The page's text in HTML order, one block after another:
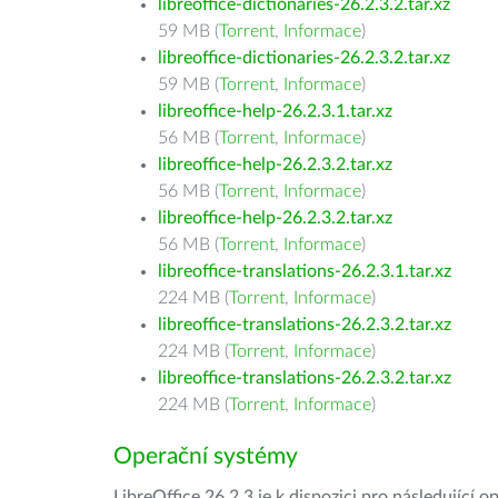
libreoffice-dictionaries-26.2.3.2.tar.xz
59 MB (Torrent, Informace)
libreoffice-dictionaries-26.2.3.2.tar.xz
59 MB (Torrent, Informace)
libreoffice-help-26.2.3.1.tar.xz
56 MB (Torrent, Informace)
libreoffice-help-26.2.3.2.tar.xz
56 MB (Torrent, Informace)
libreoffice-help-26.2.3.2.tar.xz
56 MB (Torrent, Informace)
libreoffice-translations-26.2.3.1.tar.xz
224 MB (Torrent, Informace)
libreoffice-translations-26.2.3.2.tar.xz
224 MB (Torrent, Informace)
libreoffice-translations-26.2.3.2.tar.xz
224 MB (Torrent, Informace)
Operační systémy